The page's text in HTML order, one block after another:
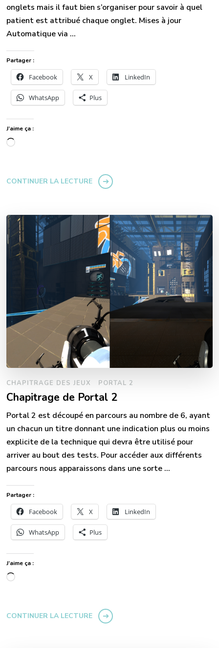
onglets mais il faut bien s’organiser pour savoir à quel
patient est attribué chaque onglet. Mises à jour
Automatique via …
Partager :
Facebook X LinkedIn
WhatsApp Plus
J’aime ça :
Chargement…
CONTINUER LA LECTURE
CHAPITRAGE DES JEUX PORTAL 2
Chapitrage de Portal 2
Portal 2 est découpé en parcours au nombre de 6, ayant
un chacun un titre donnant une indication plus ou moins
explicite de la technique qui devra être utilisé pour
arriver au bout des tests. Pour accéder aux différents
parcours nous apparaissons dans une sorte …
Partager :
Facebook X LinkedIn
WhatsApp Plus
J’aime ça :
Chargement…
CONTINUER LA LECTURE